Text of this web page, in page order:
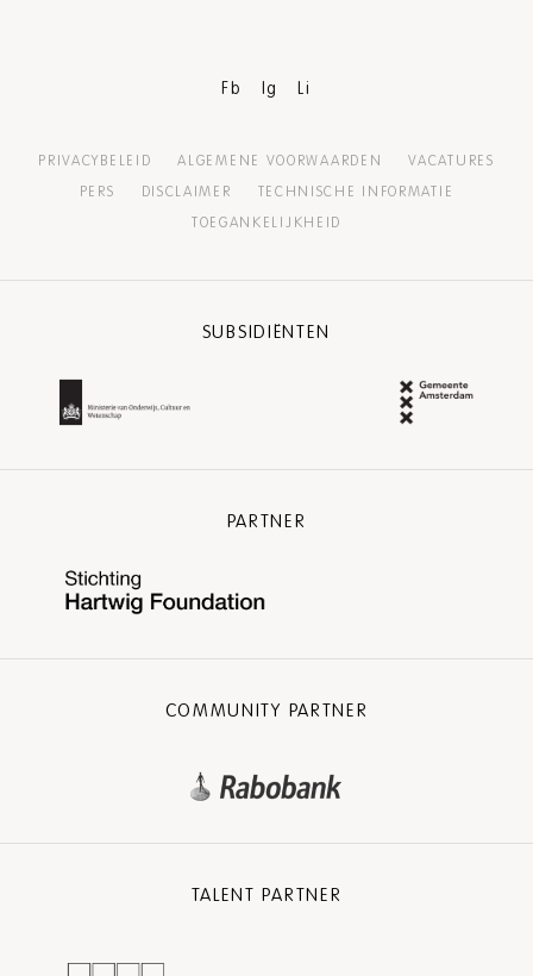
Fb Ig Li
PRIVACYBELEID ALGEMENE VOORWAARDEN
VACATURES
PERS
DISCLAIMER
TECHNISCHE INFORMATIE
TOEGANKELIJKHEID
SUBSIDIËNTEN
PARTNER
COMMUNITY PARTNER
TALENT PARTNER